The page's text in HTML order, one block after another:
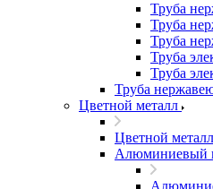
Труба
Труба
Труба
Труба
Труба
Труба
Цветной металл
Цветной металл
Алюминиевый